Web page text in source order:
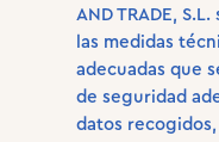
AND TRADE,
las medidas
adecuadas que
de seguridad
datos